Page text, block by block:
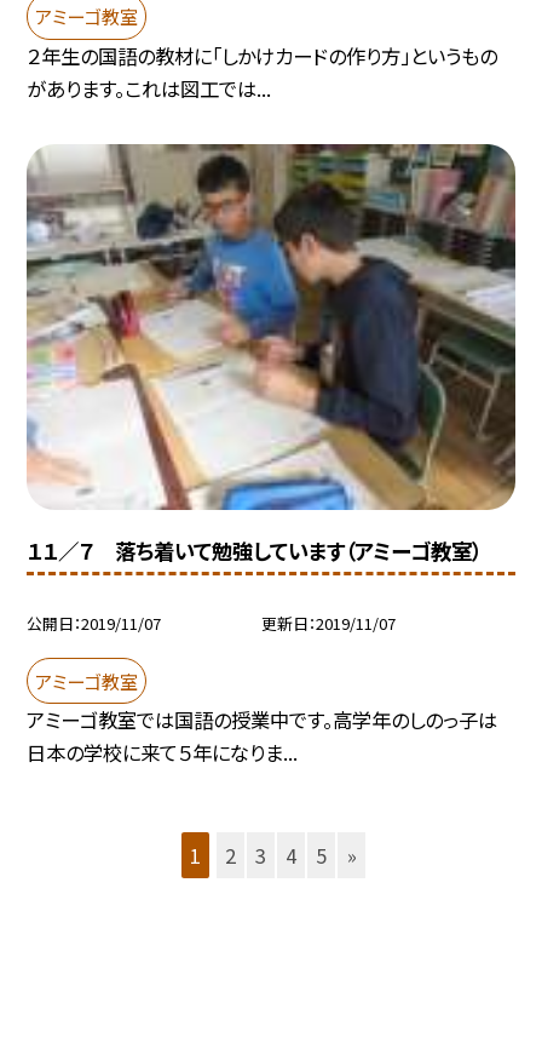
アミーゴ教室
２年生の国語の教材に「しかけカードの作り方」というもの
があります。これは図工では...
１１／７ 落ち着いて勉強しています（アミーゴ教室）
公開日 2019/11/07 更新日 2019/11/07
アミーゴ教室
アミーゴ教室では国語の授業中です。高学年のしのっ子は
日本の学校に来て５年になりま...
1 2 3 4 5 »